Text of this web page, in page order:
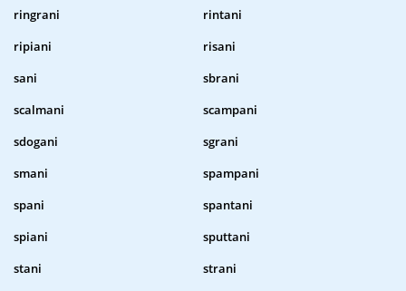
ringrani
rintani
ripiani
risani
sani
sbrani
scalmani
scampani
sdogani
sgrani
smani
spampani
spani
spantani
spiani
sputtani
stani
strani